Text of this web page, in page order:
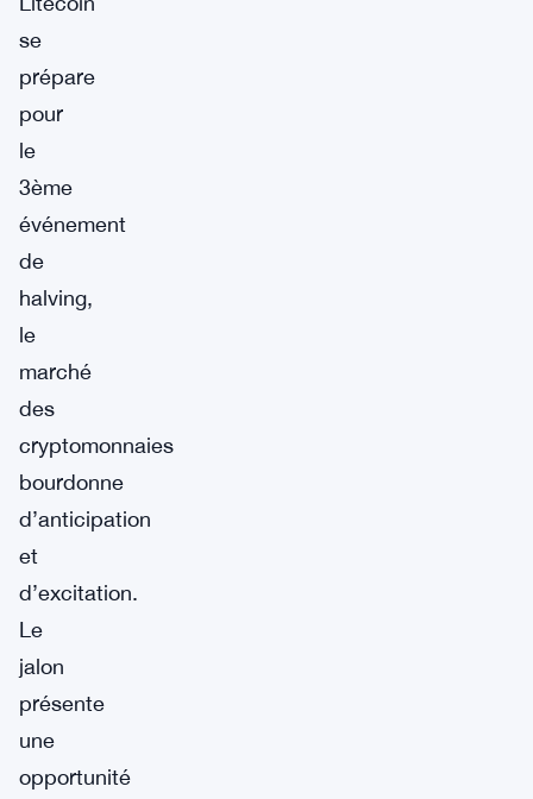
se
prépare
pour
le
3ème
événement
de
halving,
le
marché
des
cryptomonnaies
bourdonne
d’anticipation
et
d’excitation.
Le
jalon
présente
une
opportunité